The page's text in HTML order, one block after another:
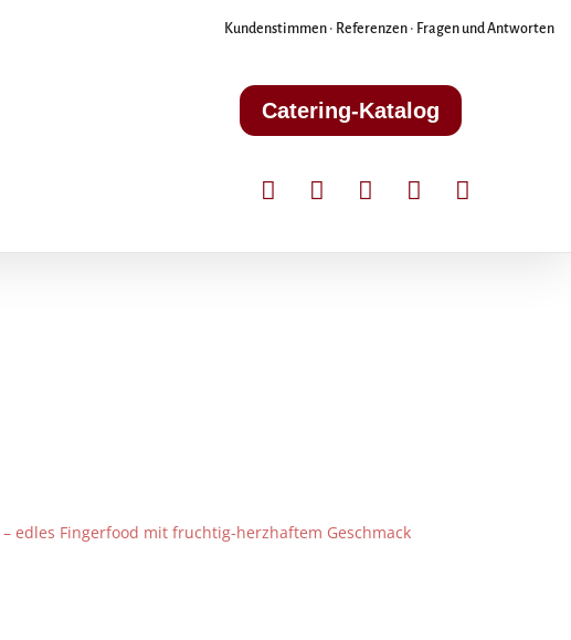
Kundenstimmen • Referenzen • Fragen und Antworten
Catering-Katalog
    